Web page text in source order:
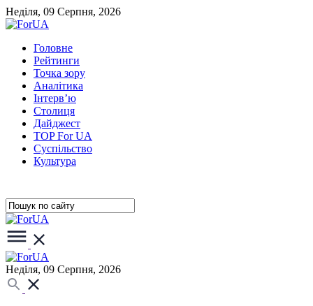
Неділя, 09 Серпня, 2026
Головне
Рейтинги
Точка зору
Аналітика
Інтерв’ю
Столиця
Дайджест
TOP For UA
Суспiльство
Культура
Неділя, 09 Серпня, 2026